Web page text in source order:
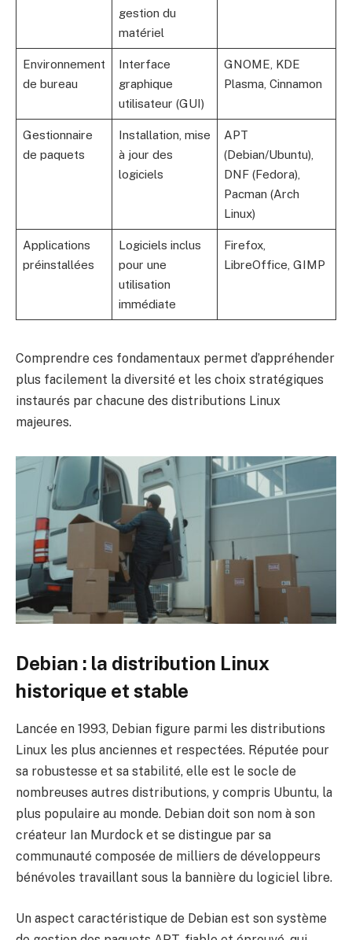
gestion du
matériel
Environnement
de bureau
Interface
graphique
utilisateur (GUI)
GNOME, KDE
Plasma, Cinnamon
Gestionnaire
de paquets
Installation, mise
à jour des
logiciels
APT
(Debian/Ubuntu),
DNF (Fedora),
Pacman (Arch
Linux)
Applications
préinstallées
Logiciels inclus
pour une
utilisation
immédiate
Firefox,
LibreOffice, GIMP
Comprendre ces fondamentaux permet d’appréhender
plus facilement la diversité et les choix stratégiques
instaurés par chacune des distributions Linux
majeures.
Debian : la distribution Linux
historique et stable
Lancée en 1993, Debian figure parmi les distributions
Linux les plus anciennes et respectées. Réputée pour
sa robustesse et sa stabilité, elle est le socle de
nombreuses autres distributions, y compris Ubuntu, la
plus populaire au monde. Debian doit son nom à son
créateur Ian Murdock et se distingue par sa
communauté composée de milliers de développeurs
bénévoles travaillant sous la bannière du logiciel libre.
Un aspect caractéristique de Debian est son système